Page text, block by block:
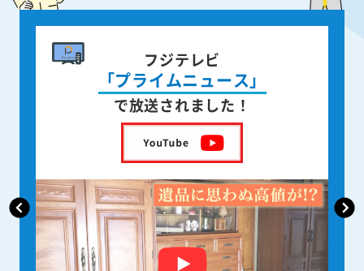
書籍出版
身近な人が
亡くなった後の遺品整理
を出版しました！